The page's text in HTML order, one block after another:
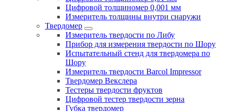
Цифровой толщиномер 0,001 мм
Измеритель толщины внутри снаружи
Твердомер
Измеритель твердости по Либу
Прибор для измерения твердости по Шору
Испытательный стенд для твердомера по
Шору
Измеритель твердости Barcol Impressor
Твердомер Векслера
Тестеры твердости фруктов
Цифровой тестер твердости зерна
Губка твердомер